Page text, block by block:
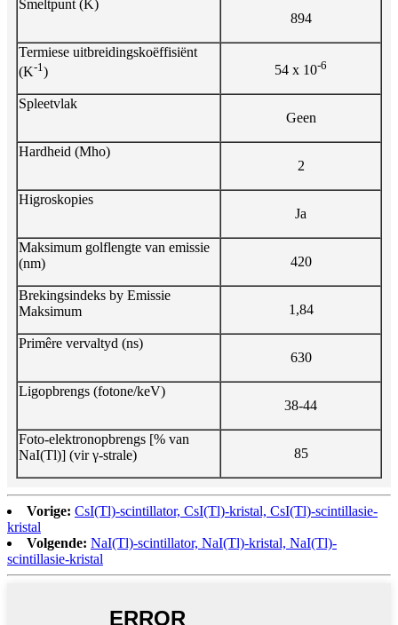
Smeltpunt (K)
894
Termiese uitbreidingskoëffisiënt
(K-1 ) 54 x 10-6
Spleetvlak
Geen
Hardheid (Mho)
2
Higroskopies
Ja
Maksimum golflengte van emissie
(nm)
420
Brekingsindeks by Emissie
Maksimum
1,84
Primêre vervaltyd (ns)
630
Ligopbrengs (fotone/keV)
38-44
Foto-elektronopbrengs [% van
NaI(Tl)] (vir γ-strale)
85
Vorige: CsI(Tl)-scintillator, CsI(Tl)-kristal, CsI(Tl)-scintillasie-
kristal
Volgende: NaI(Tl)-scintillator, NaI(Tl)-kristal, NaI(Tl)-
scintillasie-kristal